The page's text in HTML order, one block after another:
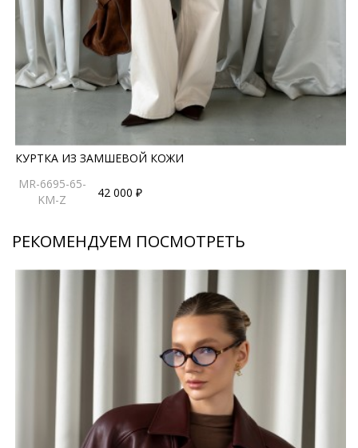
КУРТКА ИЗ ЗАМШЕВОЙ КОЖИ
MR-6695-65-
KM-Z
42 000 ₽
РЕКОМЕНДУЕМ ПОСМОТРЕТЬ